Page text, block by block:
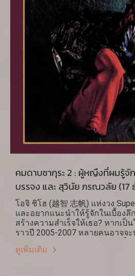
คมดาบซากุระ 2 : ผู้หญืงที่ผมรู้จั
บรรจง และ สุวินัย ภรณวลัย (17
โอจิ ชิโฮ (越智 志帆) แห่งวง
และอยากแนะนำให้รู้จักในเบื้องลึ
สร้างความสำเร็จให้เธอ? หากเป็
ราวปี 2005-2007 หลายคนอาจจ
ของเธอ ทะโบะ โคอิชิ แต่หากเป็
ความสำเร็จของเธอหลังจากที่ ทะ
ดูเพิ่มเติม